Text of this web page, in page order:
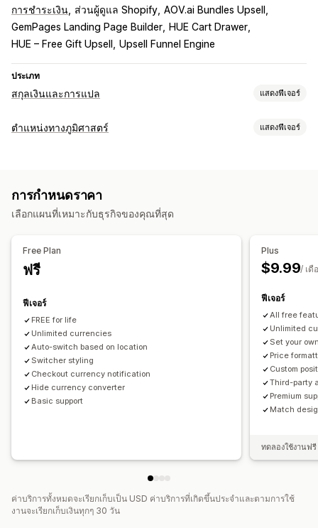
การชำระเงิน ส่วนผู้ดูแล Shopify AOV.ai Bundles Upsell
GemPages Landing Page Builder
HUE Cart Drawer
HUE – Free Gift Upsell
Upsell Funnel Engine
ประเภท
สกุลเงินและการแปล แสดงฟีเจอร์
การแปลงสกุลเงิน
การแปลภาษา
ตำแหน่งทางภูมิศาสตร์ แสดงฟีเจอร์
การเปลี่ยนเส้นทาง
เปลี่ยนเส้นทางอัตโนมัติ
การเปลี่ยนเส้นทางด้วยตนเอง
การตั้งค่าการแปล
การกำหนดราคา
เลือกแผนที่เหมาะกับธุรกิจของคุณที่สุด
Free Plan
ฟรี
ฟีเจอร์
FREE for life
Unlimited currencies
Auto-switch based on location
Switcher styling
Checkout currency notification
Hide currency converter
Basic support
Plus
$9.99/ เดื
ฟีเจอร์
All free
Unlimited
Set your
Price
Custom
Third-party
Premium
Match
ทดลองใช้งานฟ
ค่าบริการทั้งหมดจะเรียกเก็บเป็น USD ค่าบริการที่เกิดขึ้นประจำและตามการใช้
งานจะเรียกเก็บเงินทุกๆ 30 วัน